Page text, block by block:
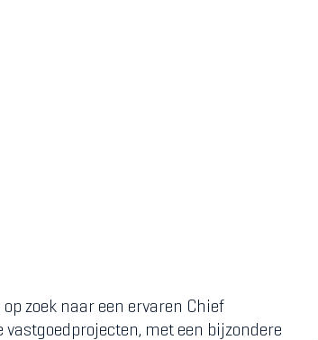
zoek naar een ervaren Chief
met een bijzondere